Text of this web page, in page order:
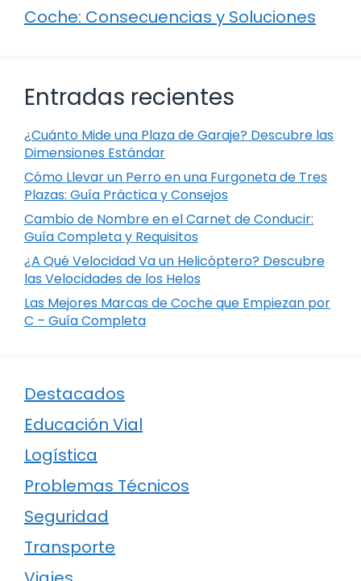
Coche: Consecuencias y Soluciones
Entradas recientes
¿Cuánto Mide una Plaza de Garaje? Descubre las
Dimensiones Estándar
Cómo Llevar un Perro en una Furgoneta de Tres
Plazas: Guía Práctica y Consejos
Cambio de Nombre en el Carnet de Conducir:
Guía Completa y Requisitos
¿A Qué Velocidad Va un Helicóptero? Descubre
las Velocidades de los Helos
Las Mejores Marcas de Coche que Empiezan por
C – Guía Completa
Destacados
Educación Vial
Logística
Problemas Técnicos
Seguridad
Transporte